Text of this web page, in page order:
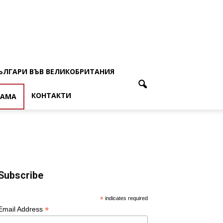
ВЪВ ВЕЛИКОБРИТАНИЯ
КОНТАКТИ
* indicates required
Address *